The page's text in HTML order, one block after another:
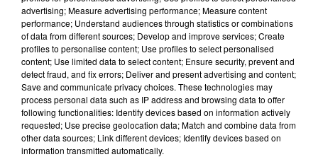
advertising; Measure advertising performance; Measure content
performance; Understand audiences through statistics or combinations
of data from different sources; Develop and improve services; Create
profiles to personalise content; Use profiles to select personalised
content; Use limited data to select content; Ensure security, prevent and
detect fraud, and fix errors; Deliver and present advertising and content;
Save and communicate privacy choices. These technologies may
process personal data such as IP address and browsing data to offer
following functionalities: Identify devices based on information actively
requested; Use precise geolocation data; Match and combine data from
other data sources; Link different devices; Identify devices based on
information transmitted automatically.